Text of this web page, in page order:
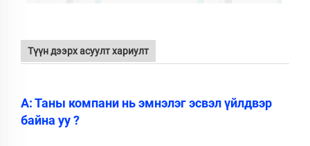
Түүн дээрх асуулт хариулт
А: Таны компани нь эмнэлэг эсвэл үйлдвэр
байна уу ?